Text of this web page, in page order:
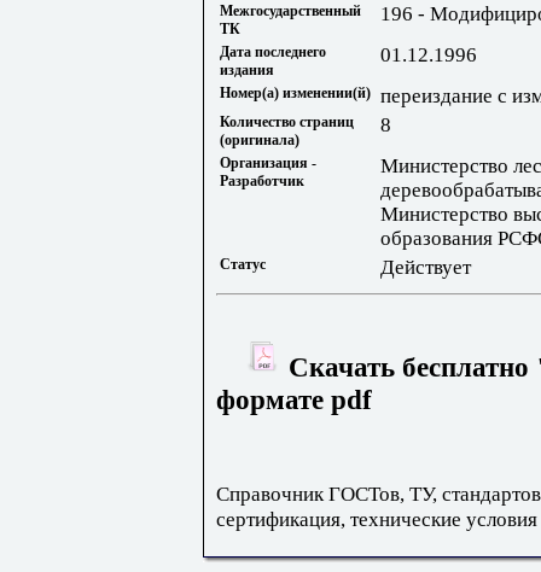
Межгосударственный
ТК
196 -
Дата последнего
издания
01.12.1996
Номер(а) изменении(й) переиздание с
Количество страниц
(оригинала)
8
Организация -
Разработчик
Министерство
Министерство
образования
Статус Действует
Скачать
формате pdf
Справочник ГОСТов, ТУ,
сертификация, технические условия